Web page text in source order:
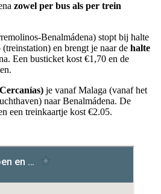
zowel per bus als per trein
Benalmádena) stopt bij halte
(treinstation) en brengt je naar de halte
Een busticket kost €1,70 en de
je vanaf Malaga (vanaf het
naar Benalmádena. De
een treinkaartje kost €2.05.